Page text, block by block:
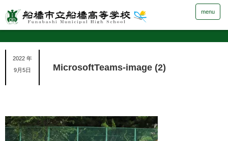
menu
2022 年
9月5日
MicrosoftTeams-image (2)